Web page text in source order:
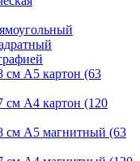
см А5 картон (63
см А4 картон (120
см А5 магнитный (63